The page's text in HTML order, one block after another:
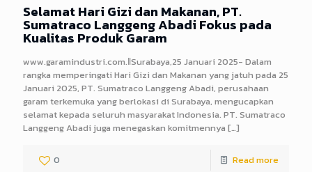
Selamat Hari Gizi dan Makanan, PT.
Sumatraco Langgeng Abadi Fokus pada
Kualitas Produk Garam
www.garamindustri.com.ǁSurabaya,25 Januari 2025- Dalam
rangka memperingati Hari Gizi dan Makanan yang jatuh pada 25
Januari 2025, PT. Sumatraco Langgeng Abadi, perusahaan
garam terkemuka yang berlokasi di Surabaya, mengucapkan
selamat kepada seluruh masyarakat Indonesia. PT. Sumatraco
Langgeng Abadi juga menegaskan komitmennya […]
0 Read more